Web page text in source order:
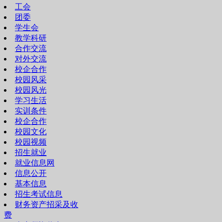
工会
团委
学生会
教学科研
合作交流
对外交流
校企合作
校园风采
校园风光
学习生活
实训条件
校企合作
校园文化
校园视频
招生就业
就业信息网
信息公开
基本信息
招生考试信息
财务资产招采及收
费